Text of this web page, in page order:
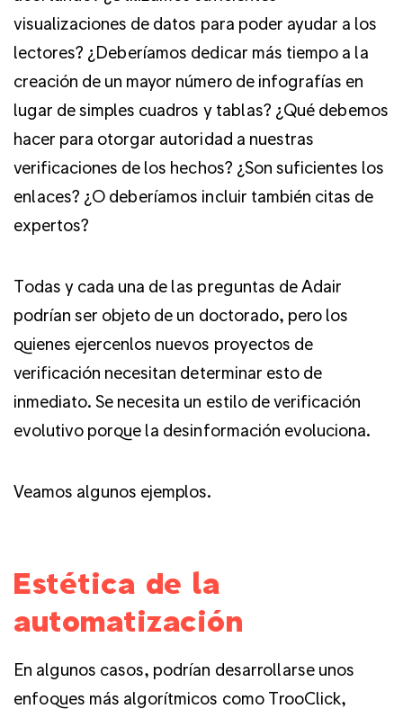
visualizaciones de datos para poder ayudar a los
lectores? ¿Deberíamos dedicar más tiempo a la
creación de un mayor número de infografías en
lugar de simples cuadros y tablas? ¿Qué debemos
hacer para otorgar autoridad a nuestras
verificaciones de los hechos? ¿Son suficientes los
enlaces? ¿O deberíamos incluir también citas de
expertos?
Todas y cada una de las preguntas de Adair
podrían ser objeto de un doctorado, pero los
quienes ejercenlos nuevos proyectos de
verificación necesitan determinar esto de
inmediato. Se necesita un estilo de verificación
evolutivo porque la desinformación evoluciona.
Veamos algunos ejemplos.
Estética de la
automatización
En algunos casos, podrían desarrollarse unos
enfoques más algorítmicos como TrooClick,